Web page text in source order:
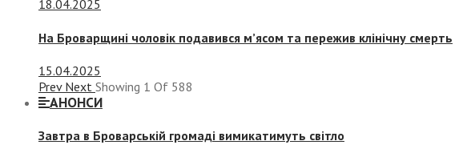
18.04.2025
На Броварщині чоловік подавився м’ясом та пережив клінічну смерть
15.04.2025
Prev Next Showing 1 Of 588
АНОНСИ
Завтра в Броварській громаді вимикатимуть світло